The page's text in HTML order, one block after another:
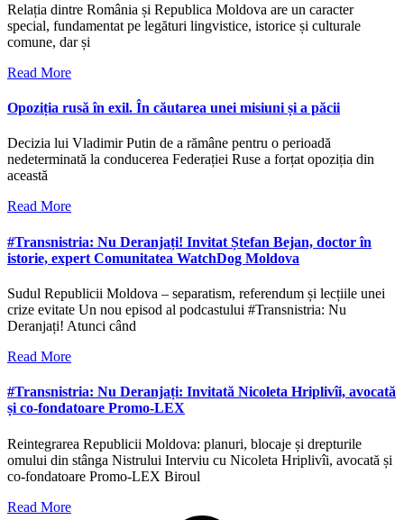
Relația dintre România și Republica Moldova are un caracter
special, fundamentat pe legături lingvistice, istorice și culturale
comune, dar și
Read More
Opoziția rusă în exil. În căutarea unei misiuni și a păcii
Decizia lui Vladimir Putin de a rămâne pentru o perioadă
nedeterminată la conducerea Federației Ruse a forțat opoziția din
această
Read More
#Transnistria: Nu Deranjați! Invitat Ștefan Bejan, doctor în
istorie, expert Comunitatea WatchDog Moldova
Sudul Republicii Moldova – separatism, referendum și lecțiile unei
crize evitate Un nou episod al podcastului #Transnistria: Nu
Deranjați! Atunci când
Read More
#Transnistria: Nu Deranjați: Invitată Nicoleta Hriplivîi, avocată
și co-fondatoare Promo-LEX
Reintegrarea Republicii Moldova: planuri, blocaje și drepturile
omului din stânga Nistrului Interviu cu Nicoleta Hriplivîi, avocată și
co-fondatoare Promo-LEX Biroul
Read More